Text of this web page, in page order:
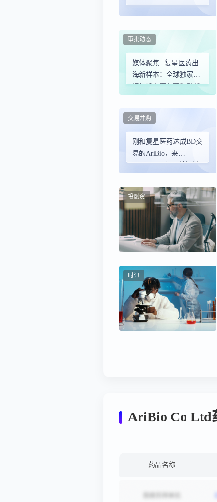
媒体聚焦 | 复星医药出
海新样本：全球独家选
择权锁定阿尔茨海默新
审批动态
刚和复星医药达成BD交
易的AriBio，来
BIOCHINA韩国站探讨
全日程公布
交易并购
投融资
时讯
AriBio Co Ltd
药品名称